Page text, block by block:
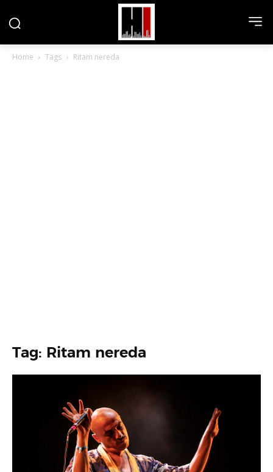
Home Tags Ritam nereda
Tag: Ritam nereda